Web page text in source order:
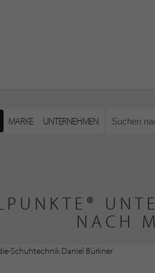
MARKE UNTERNEHMEN
NACH